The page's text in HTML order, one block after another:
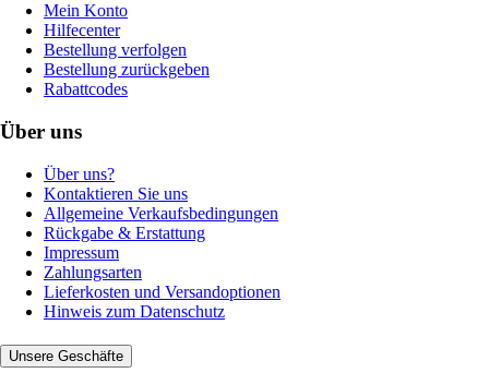
Mein Konto
Hilfecenter
Bestellung verfolgen
Bestellung zurückgeben
Rabattcodes
Über uns
Über uns?
Kontaktieren Sie uns
Allgemeine Verkaufsbedingungen
Rückgabe & Erstattung
Impressum
Zahlungsarten
Lieferkosten und Versandoptionen
Hinweis zum Datenschutz
Unsere Geschäfte